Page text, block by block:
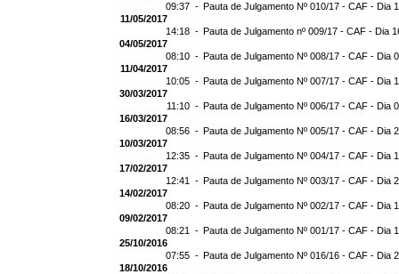
09:37 - Pauta de Julgamento Nº 010/17 - CAF - Dia
11/05/2017
14:18 - Pauta de Julgamento nº 009/17 - CAF - Dia
04/05/2017
08:10 - Pauta de Julgamento Nº 008/17 - CAF - Dia
11/04/2017
10:05 - Pauta de Julgamento Nº 007/17 - CAF - Dia
30/03/2017
11:10 - Pauta de Julgamento Nº 006/17 - CAF - Dia
16/03/2017
08:56 - Pauta de Julgamento Nº 005/17 - CAF - Dia
10/03/2017
12:35 - Pauta de Julgamento Nº 004/17 - CAF - Dia
17/02/2017
12:41 - Pauta de Julgamento Nº 003/17 - CAF - Dia
14/02/2017
08:20 - Pauta de Julgamento Nº 002/17 - CAF - Dia
09/02/2017
08:21 - Pauta de Julgamento Nº 001/17 - CAF - Dia
25/10/2016
07:55 - Pauta de Julgamento Nº 016/16 - CAF - Dia
18/10/2016